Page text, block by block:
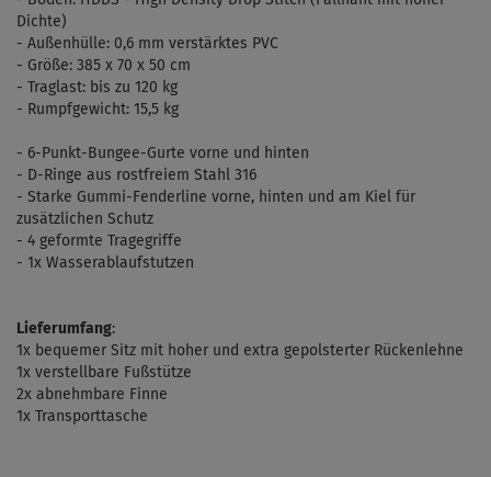
Dichte)
- Außenhülle: 0,6 mm verstärktes PVC
- Größe: 385 x 70 x 50 cm
- Traglast: bis zu 120 kg
- Rumpfgewicht: 15,5 kg
- 6-Punkt-Bungee-Gurte vorne und hinten
- D-Ringe aus rostfreiem Stahl 316
- Starke Gummi-Fenderline vorne, hinten und am Kiel für
zusätzlichen Schutz
- 4 geformte Tragegriffe
- 1x Wasserablaufstutzen
Lieferumfang:
1x bequemer Sitz mit hoher und extra gepolsterter Rückenlehne
1x verstellbare Fußstütze
2x abnehmbare Finne
1x Transporttasche